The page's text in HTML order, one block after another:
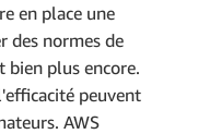
en place une
des normes de
bien plus encore.
peuvent
AWS